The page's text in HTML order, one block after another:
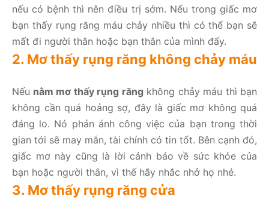
nếu có bệnh thì nên điều trị sớm. Nếu trong giấc mơ
bạn thấy rụng răng máu chảy nhiều thì có thể bạn sẽ
mất đi người thân hoặc bạn thân của mình đấy.
2. Mơ thấy rụng răng không chảy máu
Nếu nằm mơ thấy rụng răng không chảy máu thì bạn
không cần quá hoảng sợ, đây là giấc mơ không quá
đáng lo. Nó phản ánh công việc của bạn trong thời
gian tới sẽ may mắn, tài chính có tin tốt. Bên cạnh đó,
giấc mơ này cũng là lời cảnh báo về sức khỏe của
bạn hoặc người thân, vì thế hãy nhắc nhở họ nhé.
3. Mơ thấy rụng răng cửa